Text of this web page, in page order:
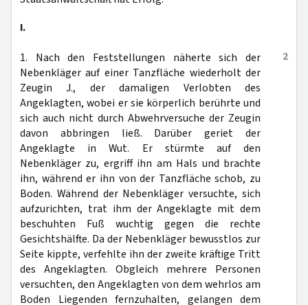
I.
2
1. Nach den Feststellungen näherte sich der
Nebenkläger auf einer Tanzfläche wiederholt der
Zeugin J., der damaligen Verlobten des
Angeklagten, wobei er sie körperlich berührte und
sich auch nicht durch Abwehrversuche der Zeugin
davon abbringen ließ. Darüber geriet der
Angeklagte in Wut. Er stürmte auf den
Nebenkläger zu, ergriff ihn am Hals und brachte
ihn, während er ihn von der Tanzfläche schob, zu
Boden. Während der Nebenkläger versuchte, sich
aufzurichten, trat ihm der Angeklagte mit dem
beschuhten Fuß wuchtig gegen die rechte
Gesichtshälfte. Da der Nebenkläger bewusstlos zur
Seite kippte, verfehlte ihn der zweite kräftige Tritt
des Angeklagten. Obgleich mehrere Personen
versuchten, den Angeklagten von dem wehrlos am
Boden Liegenden fernzuhalten, gelangen dem